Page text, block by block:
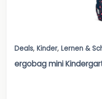
Deals, Kinder, Lernen &
ergobag mini